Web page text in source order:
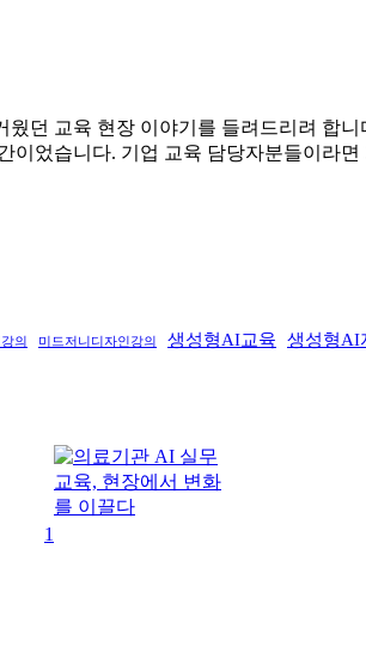
던 교육 현장 이야기를 들려드리려 합
었습니다. 기업 교육 담당자분들이라
의 미드저니디자인강의 생성형AI교육 생성형AI
1